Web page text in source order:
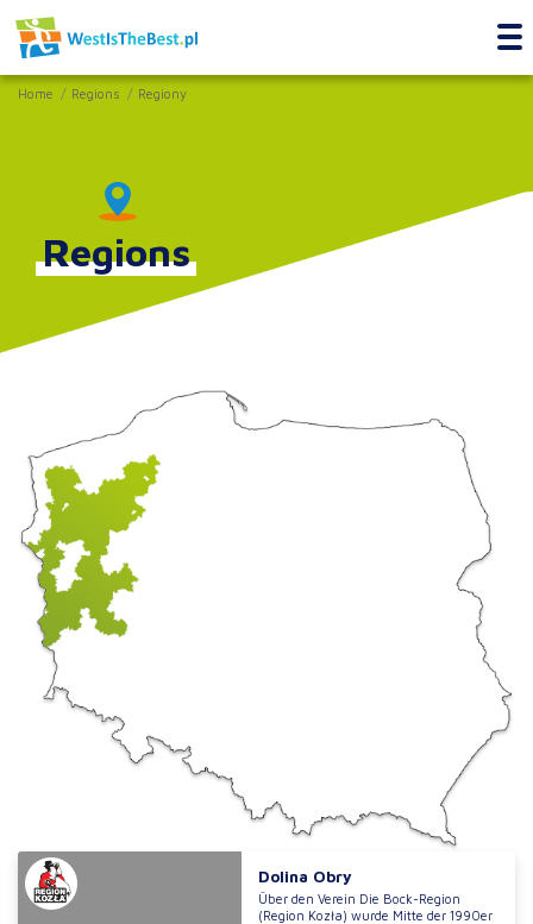
Home Regions Regiony
Regions
Dolina Obry
Über den Verein Die Bock-Region
(Region Kozła) wurde Mitte der 1990er